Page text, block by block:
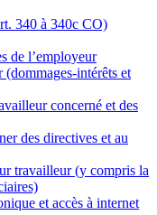
340 à 340c CO)
de l’employeur
intérêts et
concerné et des
des directives et au
travailleur (y compris la
et accès à internet